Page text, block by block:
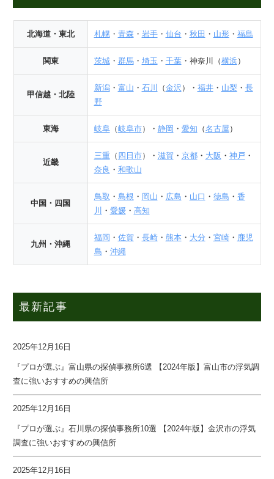
北海道・東北 札幌・ 青森 ・ 岩手・ 仙台 ・ 秋田 ・ 山形・ 福島
関東 茨城・ 群馬・ 埼玉 ・ 千葉・神奈川（横浜）
甲信越・北陸
新潟・ 富山 ・ 石川 （金沢 ）・ 福井・ 山梨 ・ 長
野
東海 岐阜（岐阜市）・ 静岡 ・ 愛知 （名古屋 ）
近畿
三重 （ 四日市）・ 滋賀 ・ 京都・ 大阪 ・ 神戸 ・
奈良 ・ 和歌山
中国・四国
鳥取 ・ 島根 ・ 岡山 ・ 広島 ・ 山口 ・ 徳島 ・ 香
川
・ 愛媛・ 高知
九州・沖縄
福岡 ・ 佐賀 ・ 長崎・ 熊本・ 大分 ・ 宮崎・ 鹿児
島 ・ 沖縄
最新記事
2025年12月16日
『プロが選ぶ』富山県の探偵事務所6選 【2024年版】富山市の浮気調
査に強いおすすめの興信所
2025年12月16日
『プロが選ぶ』石川県の探偵事務所10選 【2024年版】金沢市の浮気
調査に強いおすすめの興信所
2025年12月16日